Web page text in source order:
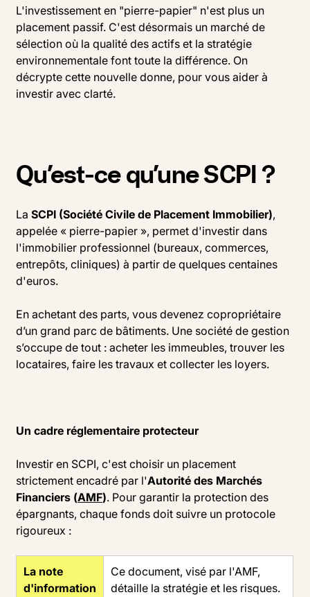
L'investissement en "pierre-papier" n'est plus un
placement passif. C'est désormais un marché de
sélection où la qualité des actifs et la stratégie
environnementale font toute la différence. On
décrypte cette nouvelle donne, pour vous aider à
investir avec clarté.
Qu’est-ce qu’une SCPI ?
La SCPI (Société Civile de Placement Immobilier),
appelée « pierre-papier », permet d'investir dans
l'immobilier professionnel (bureaux, commerces,
entrepôts, cliniques) à partir de quelques centaines
d'euros.
En achetant des parts, vous devenez copropriétaire
d’un grand parc de bâtiments. Une société de gestion
s’occupe de tout : acheter les immeubles, trouver les
locataires, faire les travaux et collecter les loyers.
Un cadre réglementaire protecteur
Investir en SCPI, c'est choisir un placement
strictement encadré par l'Autorité des Marchés
Financiers (AMF). Pour garantir la protection des
épargnants, chaque fonds doit suivre un protocole
rigoureux :
La note
d'information
Ce document, visé par l'AMF,
détaille la stratégie et les risques.